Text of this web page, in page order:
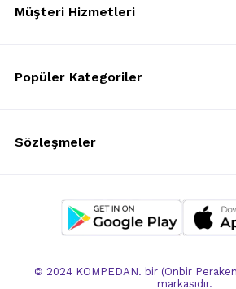
Müşteri Hizmetleri
Popüler Kategoriler
Sözleşmeler
© 2024 KOMPEDAN. bir (Onbir
markasıdır.